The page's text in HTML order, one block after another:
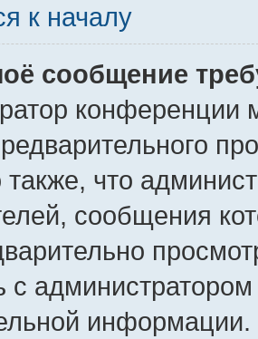
к началу
сообщение
конференции
что
сообщения
с
информации.